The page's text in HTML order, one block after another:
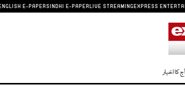
E-PAPERSINDHI E-PAPERLIVE STREAMINGEXPRESS
کا اخبار